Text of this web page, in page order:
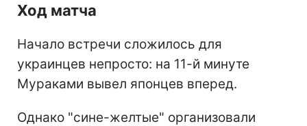
Ход матча
Начало встречи сложилось для
украинцев непросто: на 11-й минуте
Мураками вывел японцев вперед.
Однако "сине-желтые" организовали